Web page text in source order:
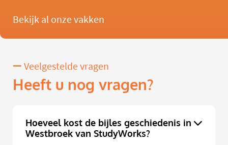
Bekijk al onze vakken
Veelgestelde vragen
Heeft u nog vragen?
Hoeveel kost de bijles geschiedenis in
Westbroek van StudyWorks?